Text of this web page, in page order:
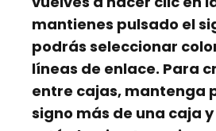
mantienes pulsado el
podrás seleccionar
líneas de enlace. Para
entre cajas, mantenga
signo más de una caja